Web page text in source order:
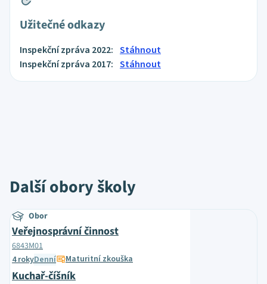
Užitečné odkazy
Inspekční zpráva 2022: Stáhnout
Inspekční zpráva 2017: Stáhnout
Další obory školy
Obor
Veřejnosprávní činnost
6843M01
4 rokyDenní Maturitní zkouška
Kuchař-číšník